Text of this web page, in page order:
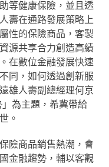
等健康保險，並且透
壽在通路發展策略上
性的保險商品，客製
源共享合力創造高績
在數位金融發展快速
同，如何透過創新服
雄人壽副總經理何京
為主題，希冀帶給
。
險商品銷售熱潮，會
金融趨勢，輔以客觀